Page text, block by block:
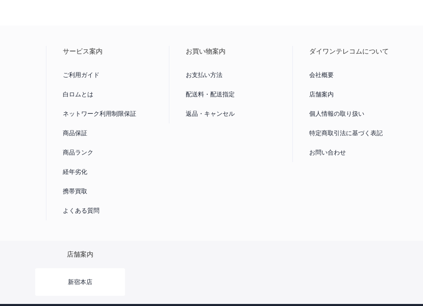
サービス案内
ご利用ガイド
白ロムとは
ネットワーク利用制限保証
商品保証
商品ランク
経年劣化
携帯買取
よくある質問
お買い物案内
お支払い方法
配送料・配送指定
返品・キャンセル
ダイワンテレコムについて
会社概要
店舗案内
個人情報の取り扱い
特定商取引法に基づく表記
お問い合わせ
店舗案内
新宿本店